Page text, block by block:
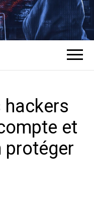
UN
?
de mots de
hackers
et
protéger